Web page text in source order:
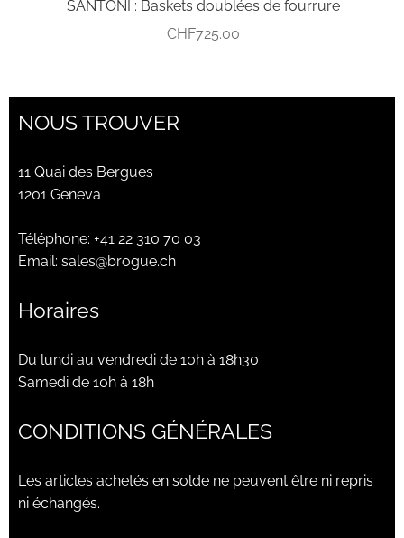
SANTONI : Baskets doublées de fourrure
CHF725.00
NOUS TROUVER
11 Quai des Bergues
1201 Geneva
Téléphone: +41 22 310 70 03
Email: sales@brogue.ch
Horaires
Du lundi au vendredi de 10h à 18h30
Samedi de 10h à 18h
CONDITIONS GÉNÉRALES
Les articles achetés en solde ne peuvent être ni repris
ni échangés.